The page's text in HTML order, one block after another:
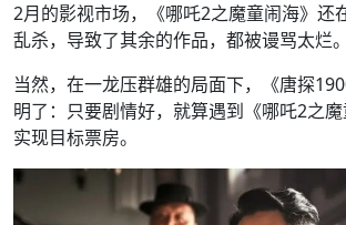
2月的影视市场，《哪吒2之魔童闹海》还
乱杀，导致了其余的作品，都被谩骂太烂。
当然，在一龙压群雄的局面下，《唐探
明了：只要剧情好，就算遇到《哪吒2之
实现目标票房。